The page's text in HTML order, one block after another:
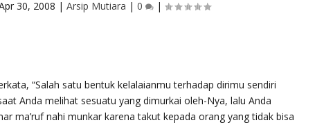
30, 2008 |Arsip Mutiara |0 |
“Salah satu bentuk kelalaianmu terhadap dirimu sendiri
Anda melihat sesuatu yang dimurkai oleh-Nya, lalu Anda
ma’ruf nahi munkar karena takut kepada orang yang tidak bisa